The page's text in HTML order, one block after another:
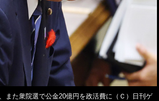
また衆院選で公金20億円を政活費に（Ｃ）日刊ゲ